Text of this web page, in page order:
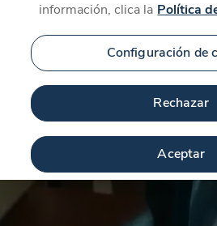
información, clica la Política
Configuración de
Rechazar
Aceptar